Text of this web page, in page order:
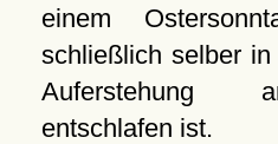
einem
schließlich selber
Auferstehung
entschlafen ist.